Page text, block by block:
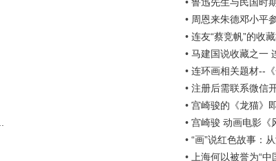
• 周恩来朱德邓小平
• 连友“蔡竞帆”的收
• 马建国说收藏之一
• 连环画相关题材--
• 注册后需联系微信
• 宫崎骏的《龙猫》
• 宫崎骏 动画电影《
• “画”说红色故事：
• 上海何以被誉为“